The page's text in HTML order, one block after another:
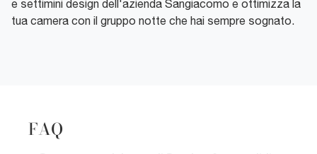
e settimini design dell'azienda Sangiacomo e ottimizza la
tua camera con il gruppo notte che hai sempre sognato.
FAQ